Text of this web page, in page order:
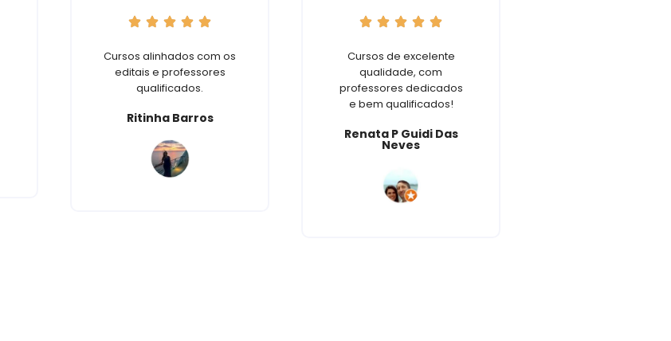
Cursos alinhados com os
editais e professores
qualificados.
Ritinha Barros
Cursos de excelente
qualidade, com
professores dedicados
e bem qualificados!
Renata P Guidi Das
Neves